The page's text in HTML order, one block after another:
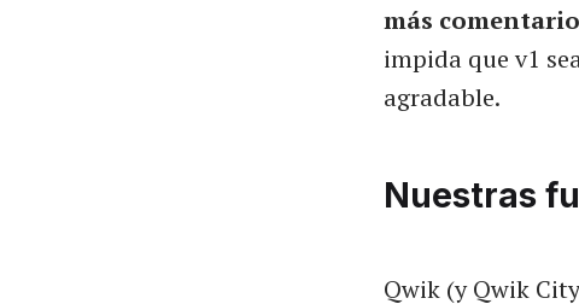
más
impida que v1
agradable.
Nuestras
Qwik (y Qwik